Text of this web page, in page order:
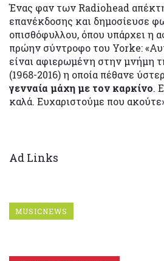
Ένας φαν των Radiohead
επανέκδοσης και δημοσίευσε
οπισθόφυλλου, όπου υπάρχει η
πρώην σύντροφο του Yorke:
είναι αφιερωμένη στην μνήμη
(1968-2016) η οποία πέθανε
γενναία μάχη με τον καρκίνο.
καλά. Ευχαριστούμε που
Ad Links
MUSICNEWS